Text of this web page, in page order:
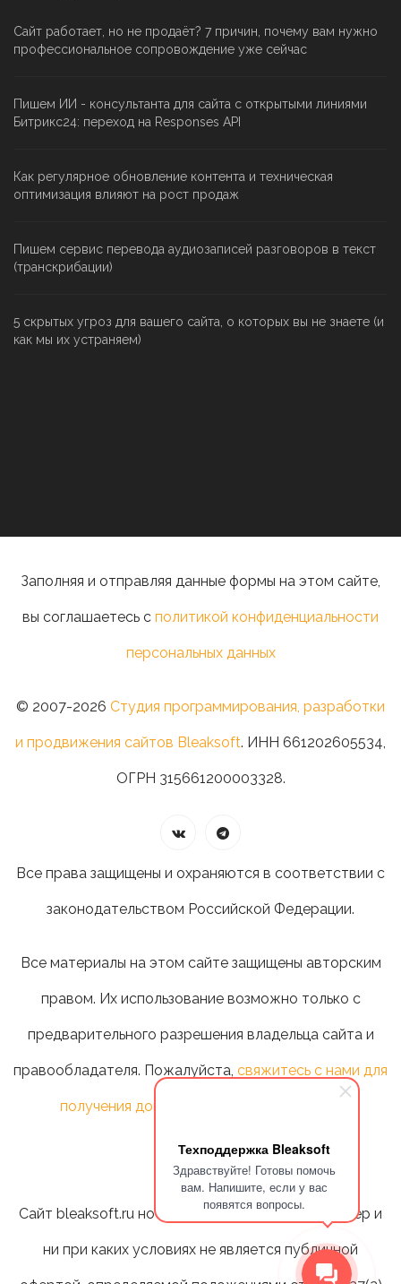
Техподдержка Bleaksoft
Здравствуйте! Готовы помочь
вам. Напишите, если у вас
появятся вопросы.
Сайт работает, но не продаёт? 7 причин, почему вам нужно
профессиональное сопровождение уже сейчас
Пишем ИИ - консультанта для сайта с открытыми линиями
Битрикс24: переход на Responses API
Как регулярное обновление контента и техническая
оптимизация влияют на рост продаж
Пишем сервис перевода аудиозаписей разговоров в текст
(транскрибации)
5 скрытых угроз для вашего сайта, о которых вы не знаете (и
как мы их устраняем)
Заполняя и отправляя данные формы на этом сайте,
вы соглашаетесь с политикой конфиденциальности
персональных данных
© 2007-2026 Студия программирования, разработки
и продвижения сайтов Bleaksoft. ИНН 661202605534,
ОГРН 315661200003328.
Все права защищены и охраняются в соответствии с
законодательством Российской Федерации.
Все материалы на этом сайте защищены авторским
правом. Их использование возможно только с
предварительного разрешения владельца сайта и
правообладателя. Пожалуйста, свяжитесь с нами для
получения дополнительной информации
Сайт bleaksoft.ru носит информационный характер и
ни при каких условиях не является публичной